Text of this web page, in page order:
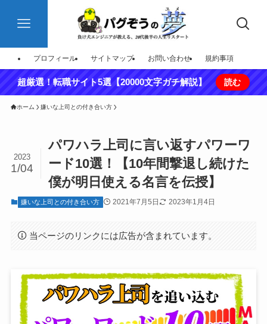
プロフィール サイトマップ お問い合わせ 規約事項
超厳選！転職サイト5選【20000文字ガチ解説】 読む
ホーム 嫌いな上司との付き合い方
パワハラ上司に言い返すパワーワ
ード10選！【10年間撃退し続けた
僕が明日使える名言を伝授】
2023
1/04
嫌いな上司との付き合い方 2021年7月5日 2023年1月4日
当ページのリンクには広告が含まれています。